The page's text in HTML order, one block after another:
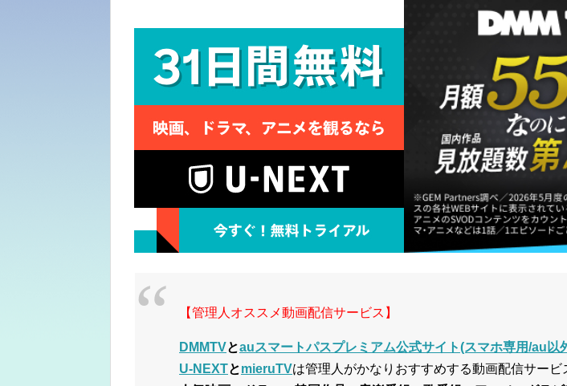
【管理人オススメ動画配信サービス】
DMMTVとauスマートパスプレミアム公式サイト(スマホ専用/au以
U-NEXTとmieruTVは管理人がかなりおすすめする動画配信サービ